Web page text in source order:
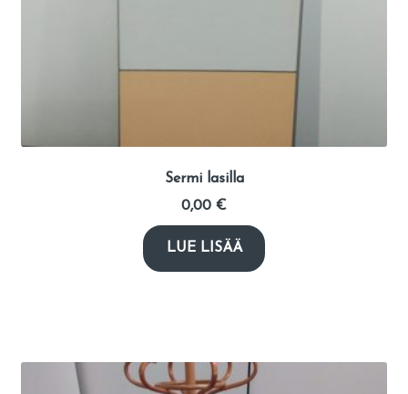
Sermi lasilla
0,00 €
LUE LISÄÄ